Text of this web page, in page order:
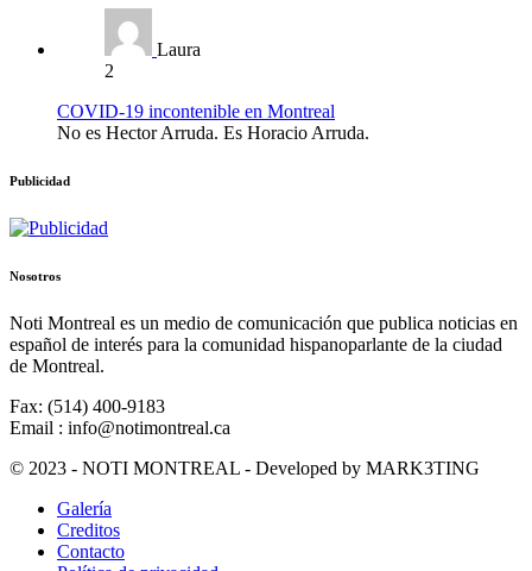
Laura
2
COVID-19 incontenible en Montreal
No es Hector Arruda. Es Horacio Arruda.
Publicidad
Nosotros
Noti Montreal es un medio de comunicación que publica noticias en
español de interés para la comunidad hispanoparlante de la ciudad
de Montreal.
Fax: (514) 400-9183
Email : info@notimontreal.ca
© 2023 - NOTI MONTREAL - Developed by MARK3TING
Galería
Creditos
Contacto